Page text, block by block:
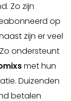
Zo zijn
op
zijn er veel
ondersteunt
met hun
Duizenden
betalen